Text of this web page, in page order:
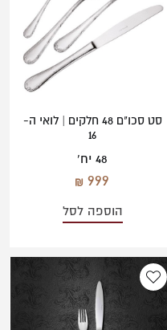
סט סכו"ם 48 חלקים | לואי ה-
16
48 יח'
999
הוספה לסל